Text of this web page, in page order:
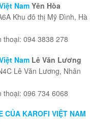
Nam Yên Hòa
Khu đô thị Mỹ Đình, Hà
thoại: 094 3838 278
Nam Lê Văn Lương
Lê Văn Lương, Nhân
thoại: 096 734 6068
CỦA KAROFI VIỆT NAM